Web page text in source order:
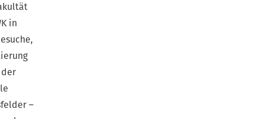
in
der
–